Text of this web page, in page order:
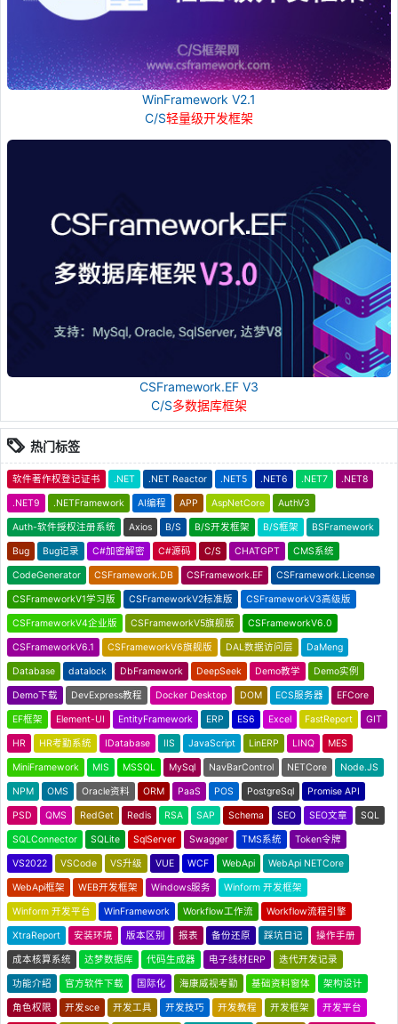
WinFramework V2.1
C/S轻量级开发框架
CSFramework.EF V3
C/S多数据库框架
热门标签
软件著作权登记证书 .NET .NET Reactor .NET5 .NET6 .NET7 .NET8
.NET9 .NETFramework AI编程 APP AspNetCore AuthV3
Auth-软件授权注册系统 Axios B/S B/S开发框架 B/S框架 BSFramework
Bug Bug记录 C#加密解密 C#源码 C/S CHATGPT CMS系统
CodeGenerator CSFramework.DB CSFramework.EF CSFramework.License
CSFrameworkV1学习版 CSFrameworkV2标准版 CSFrameworkV3高级版
CSFrameworkV4企业版 CSFrameworkV5旗舰版 CSFrameworkV6.0
CSFrameworkV6.1 CSFrameworkV6旗舰版 DAL数据访问层 DaMeng
Database datalock DbFramework DeepSeek Demo教学 Demo实例
Demo下载 DevExpress教程 Docker Desktop DOM ECS服务器 EFCore
EF框架 Element-UI EntityFramework ERP ES6 Excel FastReport GIT
HR HR考勤系统 IDatabase IIS JavaScript LinERP LINQ MES
MiniFramework MIS MSSQL MySql NavBarControl NETCore Node.JS
NPM OMS Oracle资料 ORM PaaS POS PostgreSql Promise API
PSD QMS RedGet Redis RSA SAP Schema SEO SEO文章 SQL
SQLConnector SQLite SqlServer Swagger TMS系统 Token令牌
VS2022 VSCode VS升级 VUE WCF WebApi WebApi NETCore
WebApi框架 WEB开发框架 Windows服务 Winform 开发框架
Winform 开发平台 WinFramework Workflow工作流 Workflow流程引擎
XtraReport 安装环境 版本区别 报表 备份还原 踩坑日记 操作手册
成本核算系统 达梦数据库 代码生成器 电子线材ERP 迭代开发记录
功能介绍 官方软件下载 国际化 海康威视考勤 基础资料窗体 架构设计
角色权限 开发sce 开发工具 开发技巧 开发教程 开发框架 开发平台